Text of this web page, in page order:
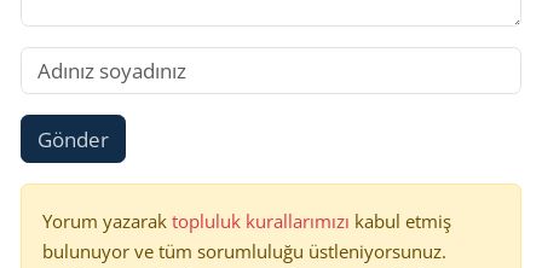
Gönder
Yorum yazarak topluluk kurallarımızı kabul etmiş
bulunuyor ve tüm sorumluluğu üstleniyorsunuz.